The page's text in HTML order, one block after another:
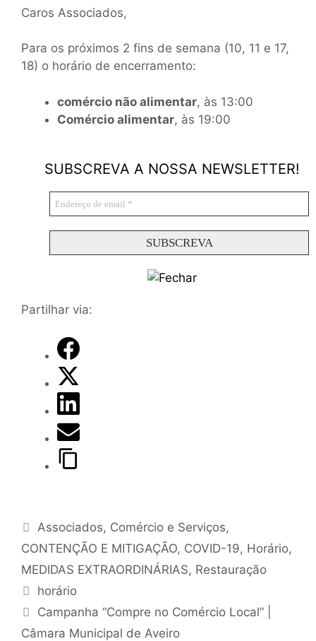
Caros Associados,
Para os próximos 2 fins de semana (10, 11 e 17,
18) o horário de encerramento:
comércio não alimentar, às 13:00
Comércio alimentar, às 19:00
SUBSCREVA A NOSSA NEWSLETTER!
Partilhar via:
Associados, Comércio e Serviços,
CONTENÇÃO E MITIGAÇÃO, COVID-19, Horário,
MEDIDAS EXTRAORDINÁRIAS, Restauração
horário
Campanha “Compre no Comércio Local” |
Câmara Municipal de Aveiro